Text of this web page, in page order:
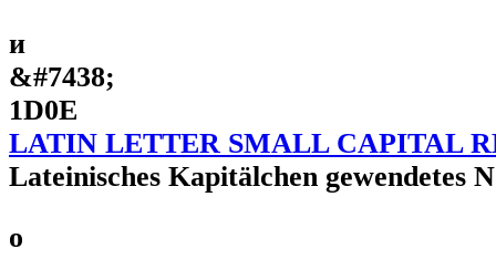
ᴎ
&#7438;
1D0E
LATIN LETTER SMALL CAPITAL
Lateinisches Kapitälchen gewendetes N
ᴏ